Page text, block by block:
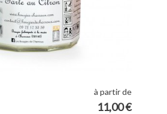
à partir de
11,00 €